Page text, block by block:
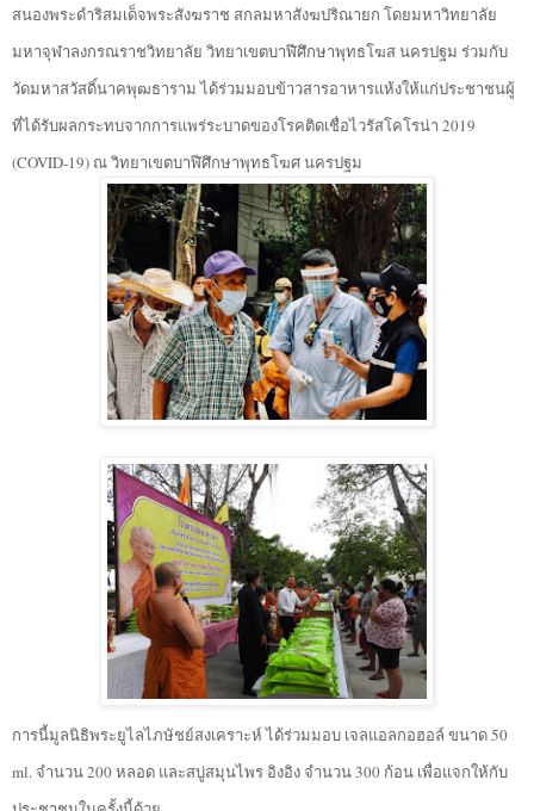
สนองพระดำริสมเด็จพระสังฆราช สกลมหาสังฆปริณายก โดยมหาวิทยาลัย
มหาจุฬาลงกรณราชวิทยาลัย วิทยาเขตบาฬีศึกษาพุทธโฆส นครปฐม ร่วมกับ
วัดมหาสวัสดิ์นาคพุฒธาราม ได้ร่วมมอบข้าวสารอาหารแห้งให้แก่ประชาชนผู้
ที่ได้รับผลกระทบจากการแพร่ระบาดของโรคติดเชื่อไวรัสโคโรน่า 2019
(COVID-19) ณ วิทยาเขตบาฬีศึกษาพุทธโฆศ นครปฐม
การนี้มูลนิธิพระยูไลไภษัชย์สงเคราะห์ ได้ร่วมมอบ เจลแอลกอฮอล์ ขนาด 50
ml. จำนวน 200 หลอด และสบู่สมุนไพร อิงอิง จำนวน 300 ก้อน เพื่อแจกให้กับ